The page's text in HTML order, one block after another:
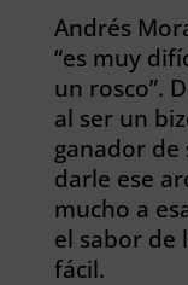
Andrés
“es muy
un rosco”.
al ser un
ganador de
darle ese
mucho a
el sabor de
fácil.